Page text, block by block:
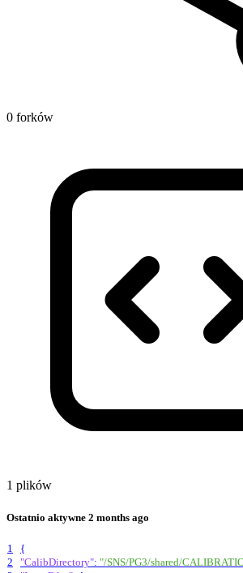
0 forków
1 plików
Ostatnio aktywne 2 months ago
1
{
2
"CalibDirectory": "/SNS/PG3/shared/